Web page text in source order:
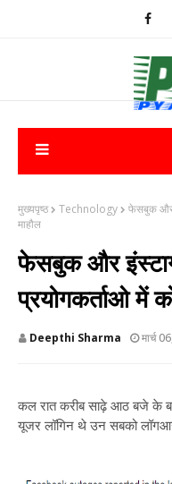
मुख्यपृष्ठ Technology
फेसबुक और
माहौल
फेसबुक और
प्रयोगकर्ताओ में
Deepthi Sharma मार्च
कल रात करीब साढ़े आठ बजे के
यूजर लॉगिन थे उन सबको